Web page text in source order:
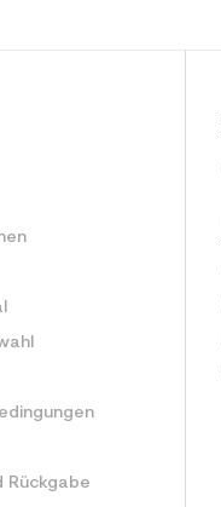
Rückgabe